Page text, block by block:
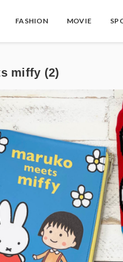
FASHION MOVIE
miffy (2)